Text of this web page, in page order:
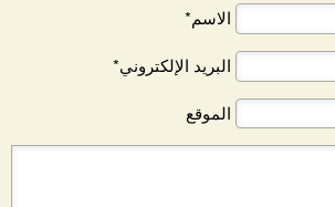
الاسم*
البريد الإلكتروني*
الموقع